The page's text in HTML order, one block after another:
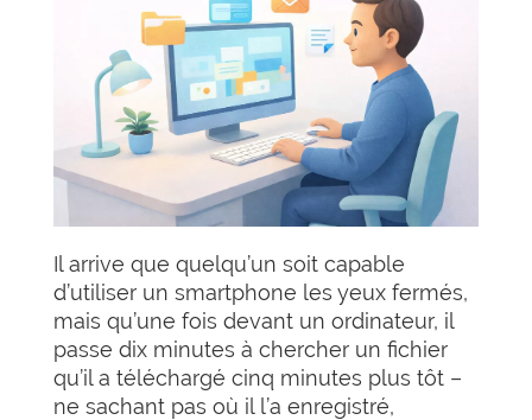
Il arrive que quelqu’un soit capable
d’utiliser un smartphone les yeux fermés,
mais qu’une fois devant un ordinateur, il
passe dix minutes à chercher un fichier
qu’il a téléchargé cinq minutes plus tôt –
ne sachant pas où il l’a enregistré,